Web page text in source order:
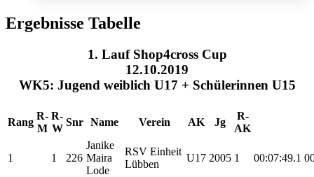
Ergebnisse Tabelle
1. Lauf Shop4cross Cup
12.10.2019
WK5: Jugend weiblich U17 + Schülerinnen U15
Rang
R-
M
R-
W
Snr Name Verein AK Jg
R-
AK
1 1 226
Janike
Maira
Lode
RSV Einheit
Lübben
U17 2005 1 00:07:49.1